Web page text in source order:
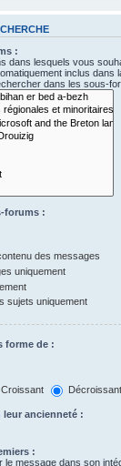
:
dans lesquels vous
inclus dans
dans les sous-
forums :
des messages
uniquement
sujets uniquement
forme de :
Croissant
Décroissant
leur ancienneté :
:
message dans son